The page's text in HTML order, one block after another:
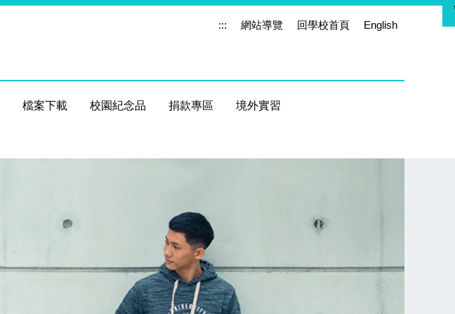
::: 網站導覽 回學校首頁 English
檔案下載 校園紀念品 捐款專區 境外實習